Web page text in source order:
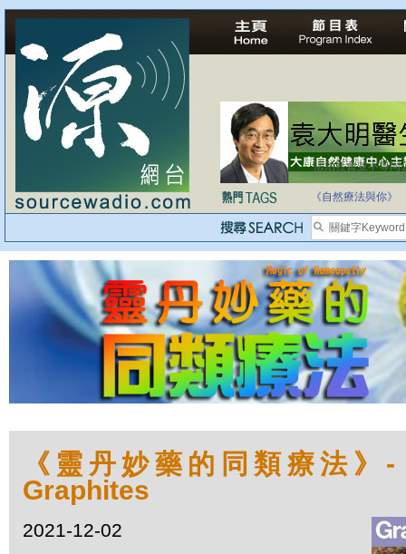
法治社會並不等同
自家教育合法化-
《自然療法與你》
《靈丹妙藥的同類療法》-
Graphites
2021-12-02